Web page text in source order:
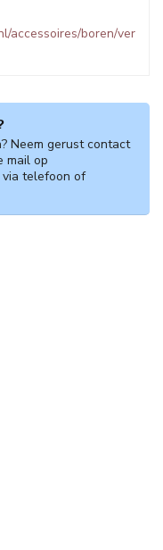
accessoires/boren/ver
Neem gerust contact
mail op
telefoon of